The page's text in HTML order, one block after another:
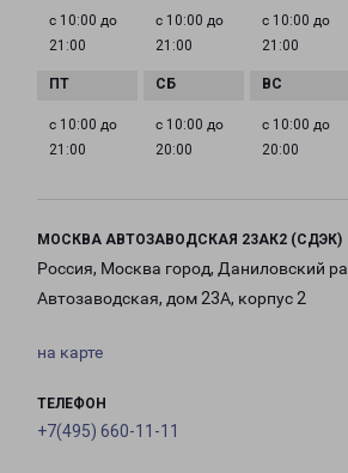
с 10:00 до
21:00
с 10:00 до
21:00
с 10:00 до
21:00
с 10:00 до
21:00
с 10:00 до
20:00
с 10:00 до
20:00
МОСКВА АВТОЗАВОДСКАЯ 23АК2 (СДЭК)
Россия, Москва город, Даниловский
Автозаводская, дом 23А, корпус 2
на карте
ТЕЛЕФОН
+7(495) 660-11-11